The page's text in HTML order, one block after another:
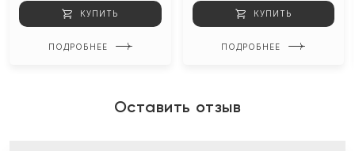
КУПИТЬ
ПОДРОБНЕЕ
КУПИТЬ
ПОДРОБНЕЕ
Оставить отзыв